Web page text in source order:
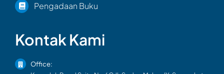
Pengadaan Buku
Kontak Kami
Office: